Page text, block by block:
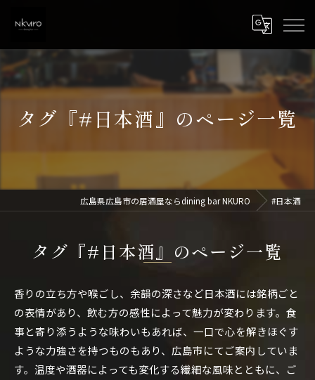
タグ『#日本酒』のページ一覧
広島県広島市の居酒屋ならdining bar NKURO #日本酒
タグ『#日本酒』のページ一覧
香りの立ち方や喉ごし、余韻の深さなど日本酒には銘柄ごと
の表情があり、飲む方の感性によって魅力が変わります。食
事と寄り添うような味わいもあれば、一口で心を解きほぐす
ような力強さを持つものもあり、広島市にてご案内していま
す。温度や酒器によっても変化する繊細な風味とともに、ご